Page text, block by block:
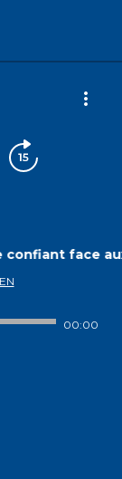
confiant face
00:00